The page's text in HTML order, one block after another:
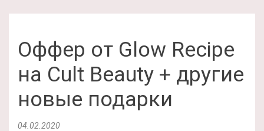
Оффер от Glow Recipe
на Cult Beauty + другие
новые подарки
04.02.2020